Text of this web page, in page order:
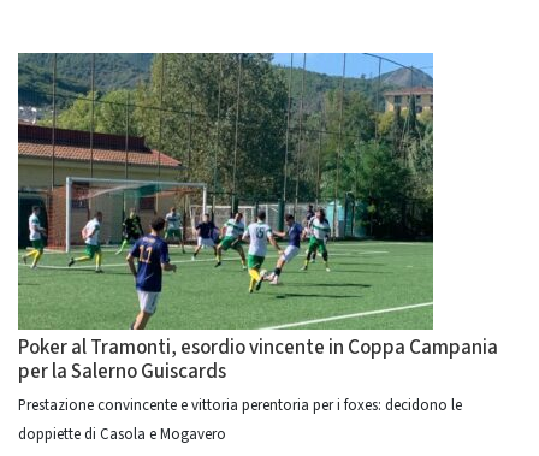
Poker al Tramonti, esordio vincente in Coppa Campania
per la Salerno Guiscards
Prestazione convincente e vittoria perentoria per i foxes: decidono le
doppiette di Casola e Mogavero